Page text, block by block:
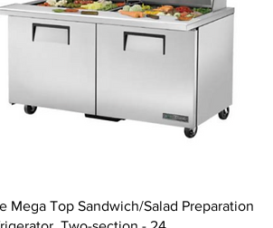
Mega Top Sandwich/Salad Preparation